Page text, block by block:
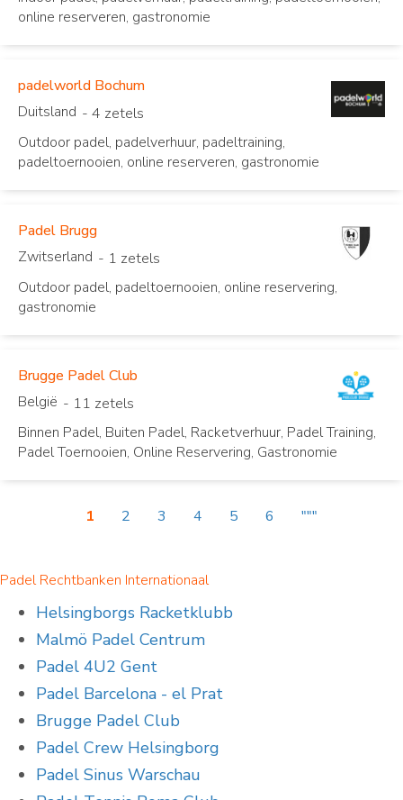
online reserveren, gastronomie
padelworld Bochum
Duitsland - 4 zetels
Outdoor padel, padelverhuur, padeltraining,
padeltoernooien, online reserveren, gastronomie
Padel Brugg
Zwitserland - 1 zetels
Outdoor padel, padeltoernooien, online reservering,
gastronomie
Brugge Padel Club
België - 11 zetels
Binnen Padel, Buiten Padel, Racketverhuur, Padel Training,
Padel Toernooien, Online Reservering, Gastronomie
1 2 3 4 5 6 """
Padel Rechtbanken Internationaal
Helsingborgs Racketklubb
Malmö Padel Centrum
Padel 4U2 Gent
Padel Barcelona - el Prat
Brugge Padel Club
Padel Crew Helsingborg
Padel Sinus Warschau